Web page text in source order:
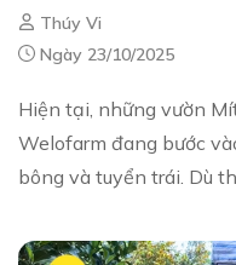
Thúy Vi
Ngày 23/10/2025
Hiện tại, những vườn
Welofarm đang bước
bông và tuyển trái. Dù